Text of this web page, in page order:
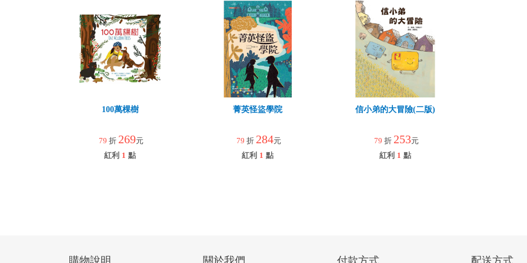
100萬棵樹
79 折 269元
紅利 1 點
菁英怪盜學院
79 折 284元
紅利 1 點
信小弟的大冒險(二版)
79 折 253元
紅利 1 點
購物說明 關於我們 付款方式 配送方式